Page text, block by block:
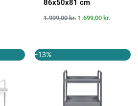
86x50x81 cm
1.999,00kr. 1.699,00 kr.
aktuelle
-13%
oprindelige
var:
1.199,00 kr..
aktuelle